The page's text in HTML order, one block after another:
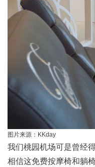
图片来源：KKday
我们桃园机场可是曾经
相信这免费按摩椅和躺